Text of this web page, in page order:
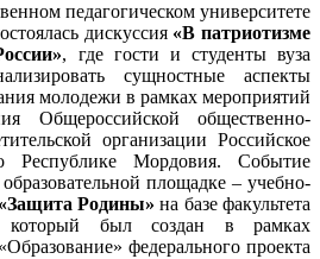
педагогическом университете
дискуссия «В патриотизме
, где гости и студенты вуза
сущностные аспекты
молодежи в рамках мероприятий
Общероссийской общественно-
организации Российское
Республике Мордовия. Событие
площадке – учебно-
«Защита Родины» на базе факультета
который был создан в рамках
федерального проекта